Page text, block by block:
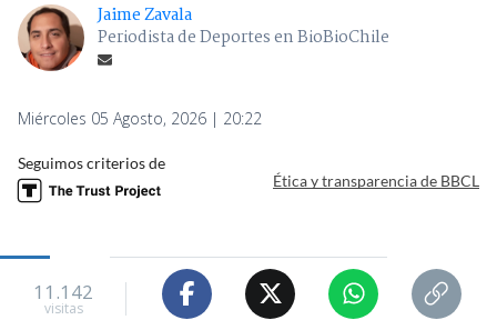
Jaime Zavala
Periodista de Deportes en BioBioChile
Miércoles 05 Agosto, 2026 | 20:22
Seguimos criterios de
Ética y transparencia de BBCL
11.142
visitas